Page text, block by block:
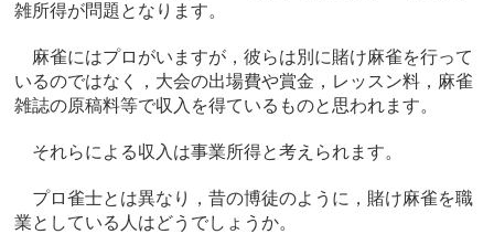
雑所得が問題となります。
麻雀にはプロがいますが，彼らは別に賭け麻雀を行って
いるのではなく，大会の出場費や賞金，レッスン料，麻雀
雑誌の原稿料等で収入を得ているものと思われます。
それらによる収入は事業所得と考えられます。
プロ雀士とは異なり，昔の博徒のように，賭け麻雀を職
業としている人はどうでしょうか。